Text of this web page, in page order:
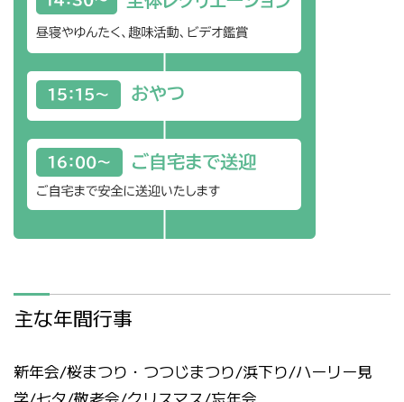
主な年間行事
新年会/桜まつり・つつじまつり/浜下り/ハーリー見